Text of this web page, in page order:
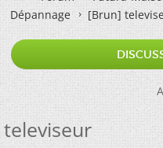
Dépannage
[Brun]
televiseur